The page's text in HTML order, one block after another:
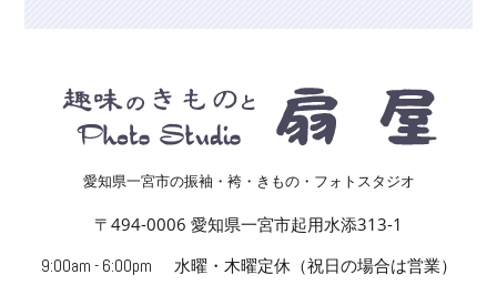
愛知県一宮市の振袖・袴・きもの・フォトスタジオ
〒494-0006 愛知県一宮市起用水添313-1
9:00am - 6:00pm 水曜・木曜定休（祝日の場合は営業）